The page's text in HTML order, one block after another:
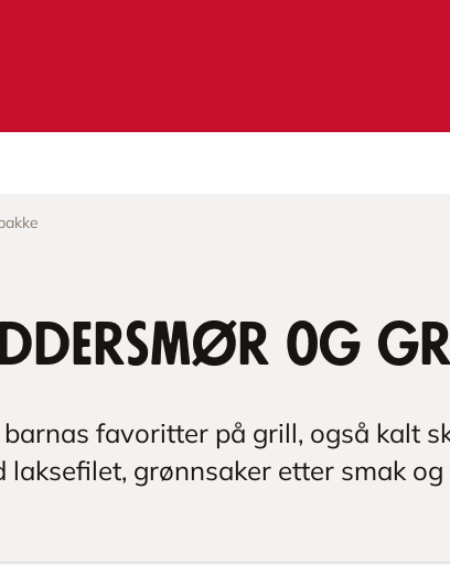
og
favoritter på grill, også kalt
grønnsaker etter smak